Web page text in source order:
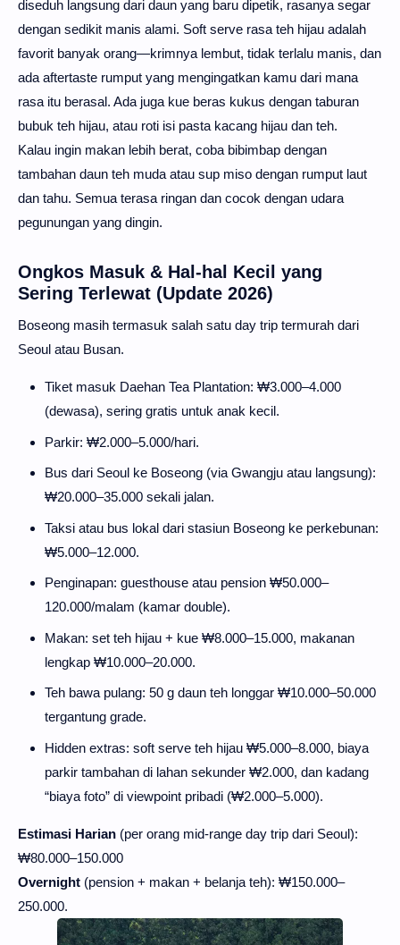
diseduh langsung dari daun yang baru dipetik, rasanya segar
dengan sedikit manis alami. Soft serve rasa teh hijau adalah
favorit banyak orang—krimnya lembut, tidak terlalu manis, dan
ada aftertaste rumput yang mengingatkan kamu dari mana
rasa itu berasal. Ada juga kue beras kukus dengan taburan
bubuk teh hijau, atau roti isi pasta kacang hijau dan teh.
Kalau ingin makan lebih berat, coba bibimbap dengan
tambahan daun teh muda atau sup miso dengan rumput laut
dan tahu. Semua terasa ringan dan cocok dengan udara
pegunungan yang dingin.
Ongkos Masuk & Hal-hal Kecil yang
Sering Terlewat (Update 2026)
Boseong masih termasuk salah satu day trip termurah dari
Seoul atau Busan.
Tiket masuk Daehan Tea Plantation: ₩3.000–4.000
(dewasa), sering gratis untuk anak kecil.
Parkir: ₩2.000–5.000/hari.
Bus dari Seoul ke Boseong (via Gwangju atau langsung):
₩20.000–35.000 sekali jalan.
Taksi atau bus lokal dari stasiun Boseong ke perkebunan:
₩5.000–12.000.
Penginapan: guesthouse atau pension ₩50.000–
120.000/malam (kamar double).
Makan: set teh hijau + kue ₩8.000–15.000, makanan
lengkap ₩10.000–20.000.
Teh bawa pulang: 50 g daun teh longgar ₩10.000–50.000
tergantung grade.
Hidden extras: soft serve teh hijau ₩5.000–8.000, biaya
parkir tambahan di lahan sekunder ₩2.000, dan kadang
“biaya foto” di viewpoint pribadi (₩2.000–5.000).
Estimasi Harian (per orang mid-range day trip dari Seoul):
₩80.000–150.000
Overnight (pension + makan + belanja teh): ₩150.000–
250.000.